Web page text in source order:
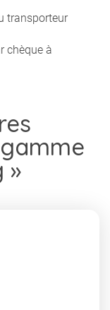
transporteur
chèque à
»